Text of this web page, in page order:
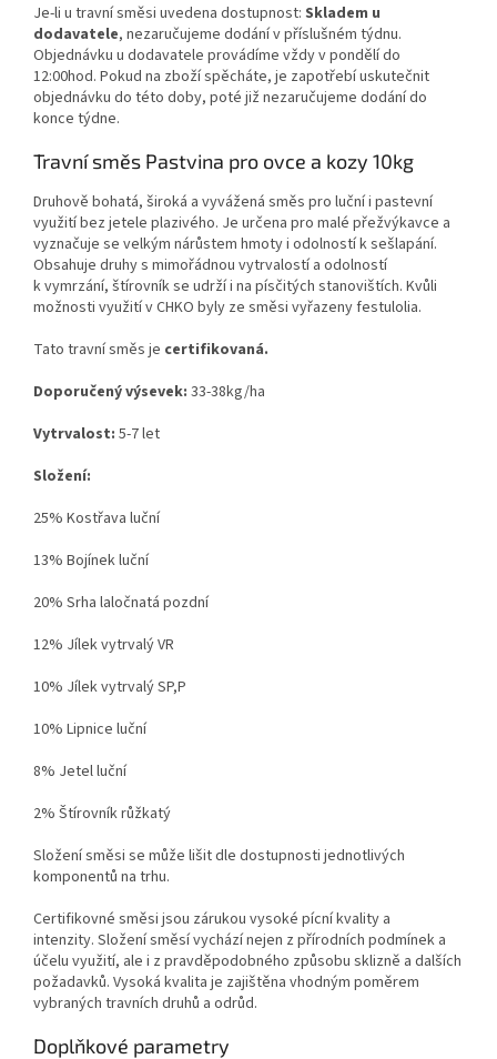
Je-li u travní směsi uvedena dostupnost: Skladem u
dodavatele, nezaručujeme dodání v příslušném týdnu.
Objednávku u dodavatele provádíme vždy v pondělí do
12:00hod. Pokud na zboží spěcháte, je zapotřebí uskutečnit
objednávku do této doby, poté již nezaručujeme dodání do
konce týdne.
Travní směs Pastvina pro ovce a kozy 10kg
Druhově bohatá, široká a vyvážená směs pro luční i pastevní
využití bez jetele plazivého. Je určena pro malé přežvýkavce a
vyznačuje se velkým nárůstem hmoty i odolností k sešlapání.
Obsahuje druhy s mimořádnou vytrvalostí a odolností
k vymrzání, štírovník se udrží i na písčitých stanovištích. Kvůli
možnosti využití v CHKO byly ze směsi vyřazeny festulolia.
Tato travní směs je certifikovaná.
Doporučený výsevek: 33-38kg/ha
Vytrvalost: 5-7 let
Složení:
25% Kostřava luční
13% Bojínek luční
20% Srha laločnatá pozdní
12% Jílek vytrvalý VR
10% Jílek vytrvalý SP,P
10% Lipnice luční
8% Jetel luční
2% Štírovník růžkatý
Složení směsi se může lišit dle dostupnosti jednotlivých
komponentů na trhu.
Certifikovné směsi jsou zárukou vysoké pícní kvality a
intenzity. Složení směsí vychází nejen z přírodních podmínek a
účelu využití, ale i z pravděpodobného způsobu sklizně a dalších
požadavků. Vysoká kvalita je zajištěna vhodným poměrem
vybraných travních druhů a odrůd.
Doplňkové parametry